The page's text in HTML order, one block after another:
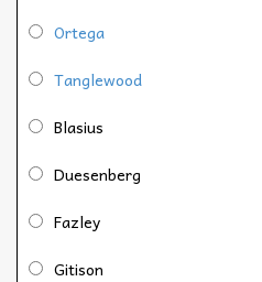
Ortega
Tanglewood
Blasius
Duesenberg
Fazley
Gitison